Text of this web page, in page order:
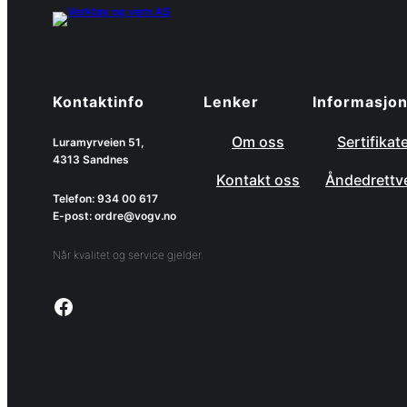
Kontaktinfo
Luramyrveien 51,
4313 Sandnes
Telefon: 934 00 617
E-post: ordre@vogv.no
Når kvalitet og service gjelder.
Link to facebook page
Lenker
Om oss
Kontakt oss
Informasjon